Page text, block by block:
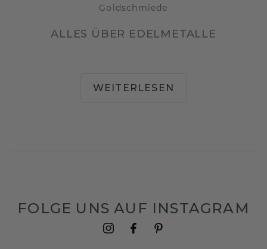
Goldschmiede
ALLES ÜBER EDELMETALLE
WEITERLESEN
FOLGE UNS AUF INSTAGRAM